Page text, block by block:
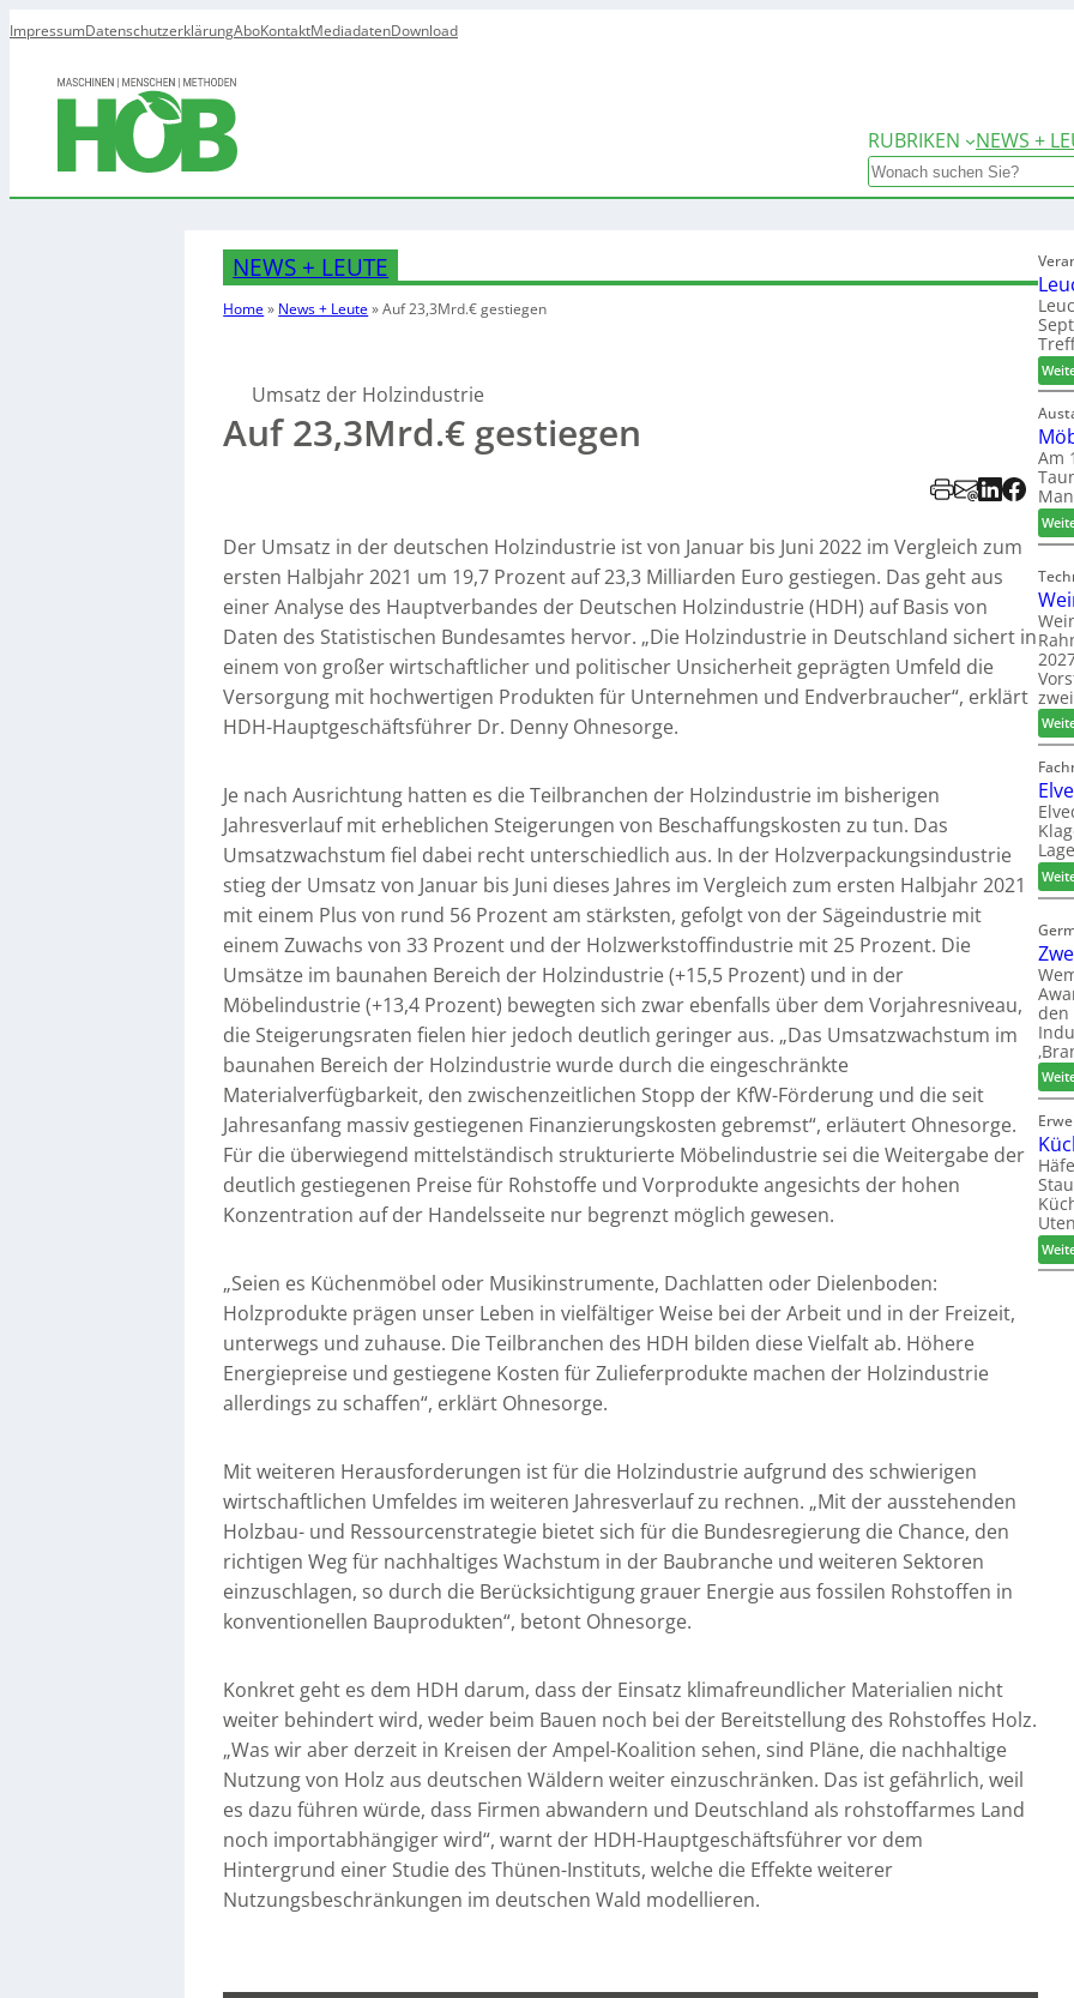
ImpressumDatenschutzerklärungAboKontaktMediadatenDownload
RUBRIKEN NEWS +
Search
NEWS + LEUTE
Home» News + Leute»Auf 23,3Mrd.€ gestiegen
Umsatz der Holzindustrie
Auf 23,3Mrd.€ gestiegen
Der Umsatz in der deutschen Holzindustrie ist von Januar bis Juni 2022 im Vergleich zum
ersten Halbjahr 2021 um 19,7 Prozent auf 23,3 Milliarden Euro gestiegen. Das geht aus
einer Analyse des Hauptverbandes der Deutschen Holzindustrie (HDH) auf Basis von
Daten des Statistischen Bundesamtes hervor. „Die Holzindustrie in Deutschland sichert in
einem von großer wirtschaftlicher und politischer Unsicherheit geprägten Umfeld die
Versorgung mit hochwertigen Produkten für Unternehmen und Endverbraucher“, erklärt
HDH-Hauptgeschäftsführer Dr. Denny Ohnesorge.
Je nach Ausrichtung hatten es die Teilbranchen der Holzindustrie im bisherigen
Jahresverlauf mit erheblichen Steigerungen von Beschaffungskosten zu tun. Das
Umsatzwachstum fiel dabei recht unterschiedlich aus. In der Holzverpackungsindustrie
stieg der Umsatz von Januar bis Juni dieses Jahres im Vergleich zum ersten Halbjahr 2021
mit einem Plus von rund 56 Prozent am stärksten, gefolgt von der Sägeindustrie mit
einem Zuwachs von 33 Prozent und der Holzwerkstoffindustrie mit 25 Prozent. Die
Umsätze im baunahen Bereich der Holzindustrie (+15,5 Prozent) und in der
Möbelindustrie (+13,4 Prozent) bewegten sich zwar ebenfalls über dem Vorjahresniveau,
die Steigerungsraten fielen hier jedoch deutlich geringer aus. „Das Umsatzwachstum im
baunahen Bereich der Holzindustrie wurde durch die eingeschränkte
Materialverfügbarkeit, den zwischenzeitlichen Stopp der KfW-Förderung und die seit
Jahresanfang massiv gestiegenen Finanzierungskosten gebremst“, erläutert Ohnesorge.
Für die überwiegend mittelständisch strukturierte Möbelindustrie sei die Weitergabe der
deutlich gestiegenen Preise für Rohstoffe und Vorprodukte angesichts der hohen
Konzentration auf der Handelsseite nur begrenzt möglich gewesen.
„Seien es Küchenmöbel oder Musikinstrumente, Dachlatten oder Dielenboden:
Holzprodukte prägen unser Leben in vielfältiger Weise bei der Arbeit und in der Freizeit,
unterwegs und zuhause. Die Teilbranchen des HDH bilden diese Vielfalt ab. Höhere
Energiepreise und gestiegene Kosten für Zulieferprodukte machen der Holzindustrie
allerdings zu schaffen“, erklärt Ohnesorge.
Mit weiteren Herausforderungen ist für die Holzindustrie aufgrund des schwierigen
wirtschaftlichen Umfeldes im weiteren Jahresverlauf zu rechnen. „Mit der ausstehenden
Holzbau- und Ressourcenstrategie bietet sich für die Bundesregierung die Chance, den
richtigen Weg für nachhaltiges Wachstum in der Baubranche und weiteren Sektoren
einzuschlagen, so durch die Berücksichtigung grauer Energie aus fossilen Rohstoffen in
konventionellen Bauprodukten“, betont Ohnesorge.
Konkret geht es dem HDH darum, dass der Einsatz klimafreundlicher Materialien nicht
weiter behindert wird, weder beim Bauen noch bei der Bereitstellung des Rohstoffes Holz.
„Was wir aber derzeit in Kreisen der Ampel-Koalition sehen, sind Pläne, die nachhaltige
Nutzung von Holz aus deutschen Wäldern weiter einzuschränken. Das ist gefährlich, weil
es dazu führen würde, dass Firmen abwandern und Deutschland als rohstoffarmes Land
noch importabhängiger wird“, warnt der HDH-Hauptgeschäftsführer vor dem
Hintergrund einer Studie des Thünen-Instituts, welche die Effekte weiterer
Nutzungsbeschränkungen im deutschen Wald modellieren.
Am
den